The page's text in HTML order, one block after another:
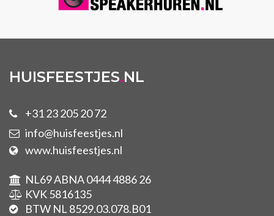
HUISFEESTJES.NL
+31 23 205 20 72
info@huisfeestjes.nl
www.huisfeestjes.nl
NL69 ABNA 0444 4886 26
KVK 5816135
BTW NL 8529.03.078.B01